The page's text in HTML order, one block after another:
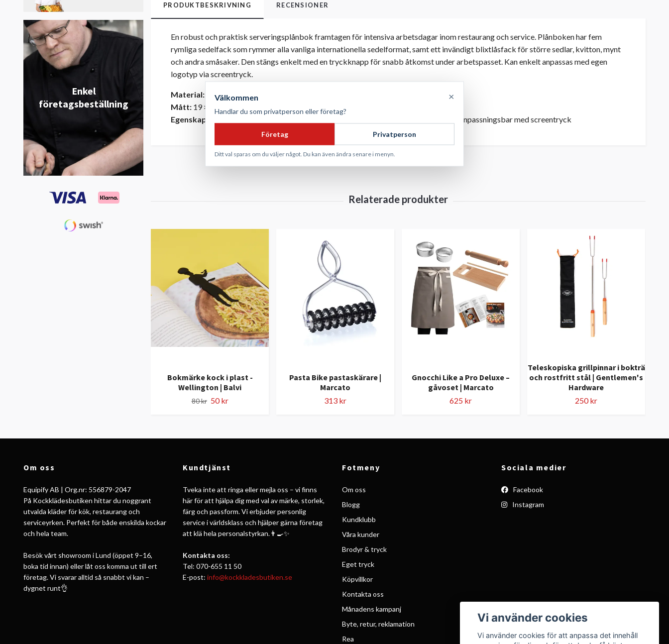
Enkel
företagsbeställning
PRODUKTBESKRIVNING RECENSIONER
En robust och praktisk serveringsplånbok framtagen för intensiva arbetsdagar inom restaurang och service. Plånboken har fem
rymliga sedelfack som rymmer alla vanliga internationella sedelformat, samt ett invändigt blixtlåsfack för större sedlar, kvitton, mynt
och andra småsaker. Den stängs enkelt med en tryckknapp för snabb åtkomst under arbetspasset. Kan enkelt anpassas med egen
logotyp via screentryck.
Material: 100% polyester
Mått: 19 × 11,5 cm
Egenskaper:
Fem stora sedelfack, innerficka med dragkedja, tryckknappsstängning, anpassningsbar med screentryck
Bokmärke kock i plast -
Wellington | Balvi
80 kr 50 kr
Pasta Bike pastaskärare |
Marcato
313 kr
Gnocchi Like a Pro Deluxe –
gåvoset | Marcato
625 kr
Teleskopiska grillpinnar i bokträ
och rostfritt stål | Gentlemen's
Hardware
250 kr
Om oss
Equipify AB | Org.nr: 556879-2047
På Kockklädesbutiken hittar du noggrant
utvalda kläder för kök, restaurang och
serviceyrken. Perfekt för både enskilda kockar
och hela team.
Besök vårt showroom i Lund (öppet 9–16,
boka tid innan) eller låt oss komma ut till ert
företag. Vi svarar alltid så snabbt vi kan –
dygnet runt👌
Kundtjänst
Tveka inte att ringa eller mejla oss – vi finns
här för att hjälpa dig med val av märke, storlek,
färg och passform. Vi erbjuder personlig
service i världsklass och hjälper gärna företag
att klä hela personalstyrkan.👨‍🍳✨
Kontakta oss:
Tel: 070-655 11 50
E-post: info@kockkladesbutiken.se
Fotmeny
Om oss
Blogg
Kundklubb
Våra kunder
Brodyr & tryck
Eget tryck
Köpvillkor
Kontakta oss
Månadens kampanj
Byte, retur, reklamation
Rea
Sociala medier
Facebook
Instagram
Vi använder cookies
Vi använder cookies för att anpassa det innehåll
Välkommen ×
Handlar du som privatperson eller företag?
Företag Privatperson
Ditt val sparas om du väljer något. Du kan även ändra senare i menyn.